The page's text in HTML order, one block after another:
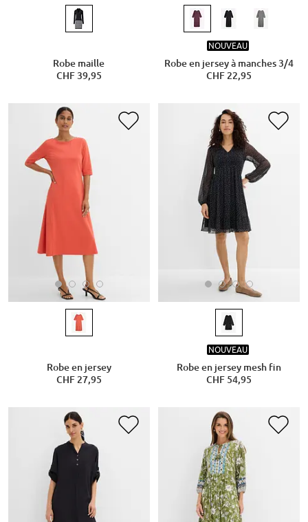
Robe maille
CHF 39,95
NOUVEAU
Robe en jersey à manches 3/4
CHF 22,95
Robe en jersey
CHF 27,95
NOUVEAU
Robe en jersey mesh fin
CHF 54,95